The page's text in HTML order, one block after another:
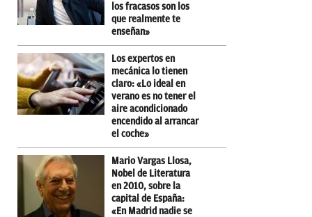
los fracasos son los
que realmente te
enseñan»
Los expertos en
mecánica lo tienen
claro: «Lo ideal en
verano es no tener el
aire acondicionado
encendido al arrancar
el coche»
Mario Vargas Llosa,
Nobel de Literatura
en 2010, sobre la
capital de España:
«En Madrid nadie se